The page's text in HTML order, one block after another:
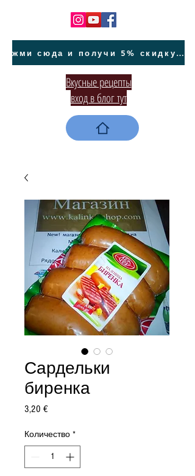
жми сюда и получи 5% скидку на покупку авто на Кипре и автообслуживание
Вкусные рецепты
вход в блог тут
Сардельки
биренка
3,20 €Цена
Количество *